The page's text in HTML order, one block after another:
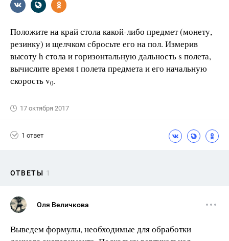
Положите на край стола какой-либо предмет (монету,
резинку) и щелчком сбросьте его на пол. Измерив
высоту h стола и горизонтальную дальность s полета,
вычислите время t полета предмета и его начальную
скорость v0.
17 октября 2017
1 ответ
ОТВЕТЫ 1
Оля Величкова
Выведем формулы, необходимые для обработки